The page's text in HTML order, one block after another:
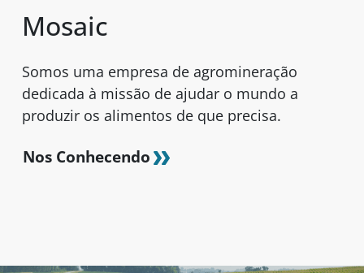
Mosaic
Somos uma empresa de agromineração
dedicada à missão de ajudar o mundo a
produzir os alimentos de que precisa.
Nos Conhecendo